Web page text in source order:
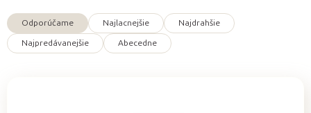
R
a
Odporúčame Najlacnejšie Najdrahšie
Najpredávanejšie Abecedne